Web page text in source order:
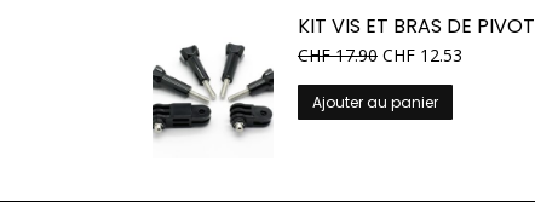
KIT VIS ET BRAS DE PIVOT
CHF17.90 CHF 12.53
Ajouter au panier